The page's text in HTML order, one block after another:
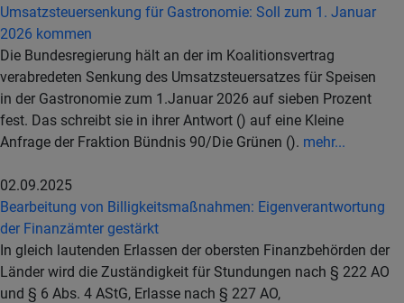
Umsatzsteuersenkung für Gastronomie: Soll zum 1. Januar
2026 kommen
Die Bundesregierung hält an der im Koalitionsvertrag
verabredeten Senkung des Umsatzsteuersatzes für Speisen
in der Gastronomie zum 1.Januar 2026 auf sieben Prozent
fest. Das schreibt sie in ihrer Antwort () auf eine Kleine
Anfrage der Fraktion Bündnis 90/Die Grünen (). mehr...
02.09.2025
Bearbeitung von Billigkeitsmaßnahmen: Eigenverantwortung
der Finanzämter gestärkt
In gleich lautenden Erlassen der obersten Finanzbehörden der
Länder wird die Zuständigkeit für Stundungen nach § 222 AO
und § 6 Abs. 4 AStG, Erlasse nach § 227 AO,